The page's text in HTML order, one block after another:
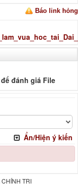
Báo link hỏng
đánh giá File
Ẩn/Hiện ý kiến
TRỊ